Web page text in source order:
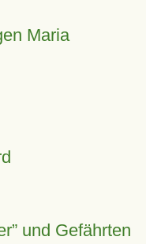
Maria
und Gefährten